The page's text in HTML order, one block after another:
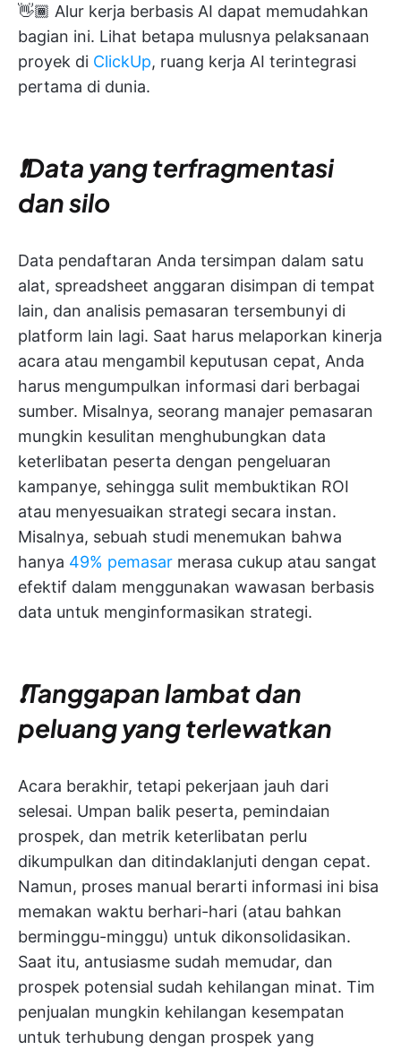
👋🏾 Alur kerja berbasis AI dapat memudahkan
bagian ini. Lihat betapa mulusnya pelaksanaan
proyek di ClickUp, ruang kerja AI terintegrasi
pertama di dunia.
❗️Data yang terfragmentasi
dan silo
Data pendaftaran Anda tersimpan dalam satu
alat, spreadsheet anggaran disimpan di tempat
lain, dan analisis pemasaran tersembunyi di
platform lain lagi. Saat harus melaporkan kinerja
acara atau mengambil keputusan cepat, Anda
harus mengumpulkan informasi dari berbagai
sumber. Misalnya, seorang manajer pemasaran
mungkin kesulitan menghubungkan data
keterlibatan peserta dengan pengeluaran
kampanye, sehingga sulit membuktikan ROI
atau menyesuaikan strategi secara instan.
Misalnya, sebuah studi menemukan bahwa
hanya 49% pemasar merasa cukup atau sangat
efektif dalam menggunakan wawasan berbasis
data untuk menginformasikan strategi.
❗️Tanggapan lambat dan
peluang yang terlewatkan
Acara berakhir, tetapi pekerjaan jauh dari
selesai. Umpan balik peserta, pemindaian
prospek, dan metrik keterlibatan perlu
dikumpulkan dan ditindaklanjuti dengan cepat.
Namun, proses manual berarti informasi ini bisa
memakan waktu berhari-hari (atau bahkan
berminggu-minggu) untuk dikonsolidasikan.
Saat itu, antusiasme sudah memudar, dan
prospek potensial sudah kehilangan minat. Tim
penjualan mungkin kehilangan kesempatan
untuk terhubung dengan prospek yang